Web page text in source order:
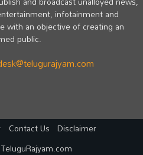
infotainment and
with an objective of creating an
public.
Contact Us Disclaimer